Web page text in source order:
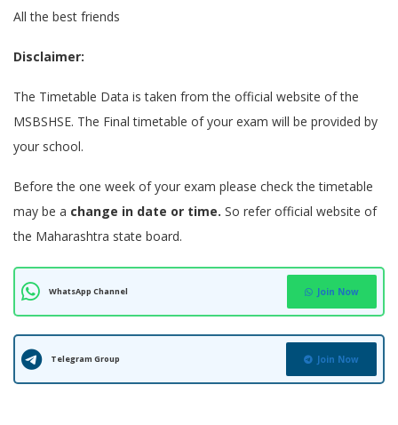
All the best friends
Disclaimer:
The Timetable Data is taken from the official website of the
MSBSHSE. The Final timetable of your exam will be provided by
your school.
Before the one week of your exam please check the timetable
may be a change in date or time. So refer official website of
the Maharashtra state board.
WhatsApp Channel Join Now
Telegram Group Join Now